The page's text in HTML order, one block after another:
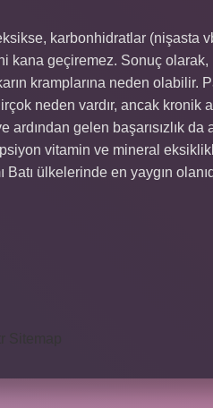
karbonhidratlar (nişasta
kana geçiremez. Sonuç olarak,
kramplarına neden olabilir.
neden vardır, ancak kronik
ardından gelen başarısızlık da
vitamin ve mineral
ülkelerinde en yaygın